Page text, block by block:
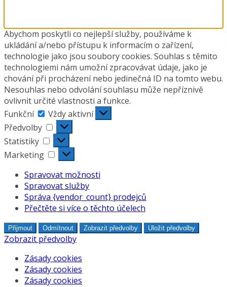
Abychom poskytli co nejlepší služby, používáme k
ukládání a/nebo přístupu k informacím o zařízení,
technologie jako jsou soubory cookies. Souhlas s těmito
technologiemi nám umožní zpracovávat údaje, jako je
chování při procházení nebo jedinečná ID na tomto webu.
Nesouhlas nebo odvolání souhlasu může nepříznivě
ovlivnit určité vlastnosti a funkce.
Funkční
Funkční
Vždy aktivní
Předvolby
Předvolby
Statistiky
Statistiky
Marketing
Marketing
Spravovat možnosti
Spravovat služby
Správa {vendor_count} prodejců
Přečtěte si více o těchto účelech
Přijmout Odmítnout Zobrazit předvolby Uložit předvolby
Zobrazit předvolby
Zásady cookies
Zásady cookies
Zásady cookies